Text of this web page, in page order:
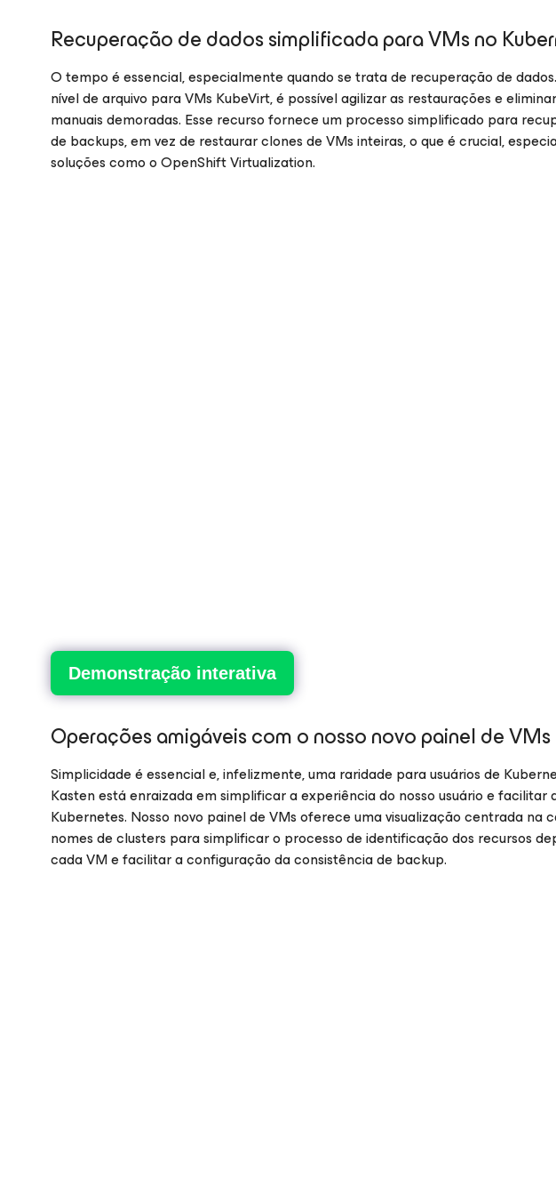
Recuperação de dados simplificada para VMs no
O tempo é essencial, especialmente quando se trata de recuperação de
nível de arquivo para VMs KubeVirt, é possível agilizar as restaurações e
manuais demoradas. Esse recurso fornece um processo simplificado para
de backups, em vez de restaurar clones de VMs inteiras, o que é crucial,
soluções como o OpenShift Virtualization.
Demonstração interativa
Operações amigáveis com o nosso novo painel de VMs
Simplicidade é essencial e, infelizmente, uma raridade para usuários de
Kasten está enraizada em simplificar a experiência do nosso usuário e facilitar
Kubernetes. Nosso novo painel de VMs oferece uma visualização centrada na
nomes de clusters para simplificar o processo de identificação dos recursos
cada VM e facilitar a configuração da consistência de backup.